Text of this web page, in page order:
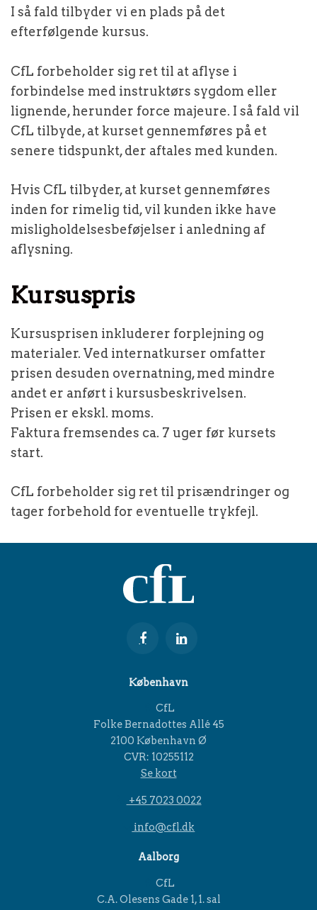
I så fald tilbyder vi en plads på det
efterfølgende kursus.
CfL forbeholder sig ret til at aflyse i
forbindelse med instruktørs sygdom eller
lignende, herunder force majeure. I så fald vil
CfL tilbyde, at kurset gennemføres på et
senere tidspunkt, der aftales med kunden.
Hvis CfL tilbyder, at kurset gennemføres
inden for rimelig tid, vil kunden ikke have
misligholdelsesbeføjelser i anledning af
aflysning.
Kursuspris
Kursusprisen inkluderer forplejning og
materialer. Ved internatkurser omfatter
prisen desuden overnatning, med mindre
andet er anført i kursusbeskrivelsen.
Prisen er ekskl. moms.
Faktura fremsendes ca. 7 uger før kursets
start.
CfL forbeholder sig ret til prisændringer og
tager forbehold for eventuelle trykfejl.
København
CfL
Folke Bernadottes Allé 45
2100 København Ø
CVR: 10255112
Se kort
+45 7023 0022
info@cfl.dk
Aalborg
CfL
C.A. Olesens Gade 1, 1. sal